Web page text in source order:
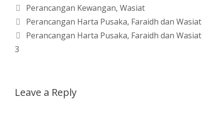
Categories
Perancangan Kewangan, Wasiat
Perancangan Harta Pusaka, Faraidh dan Wasiat
Perancangan Harta Pusaka, Faraidh dan Wasiat
3
Leave a Reply